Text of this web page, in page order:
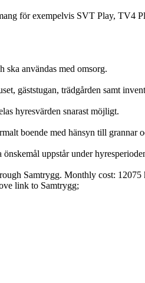
för exempelvis SVT Play, TV4
ska användas med omsorg.
gäststugan, trädgården samt
hyresvärden snarast möjligt.
boende med hänsyn till grannar
uppstår under
Samtrygg. Monthly cost: 12075
link to Samtrygg;